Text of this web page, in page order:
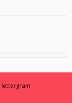
lettergram